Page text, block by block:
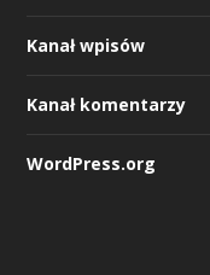
Kanał wpisów
Kanał komentarzy
WordPress.org